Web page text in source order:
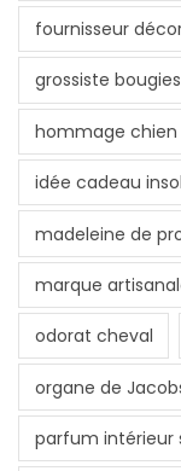
fournisseur
grossiste
hommage chien
idée cadeau
madeleine de
marque
odorat cheval
organe de
parfum intérieur